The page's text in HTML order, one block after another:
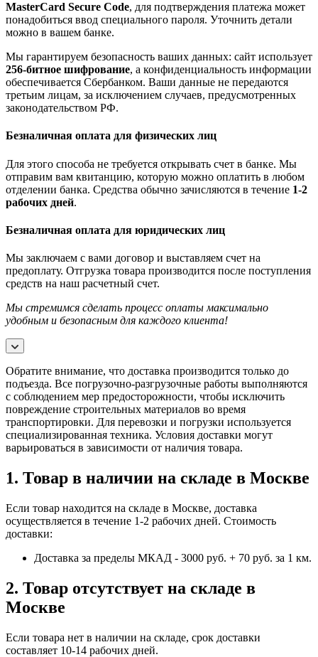
MasterCard Secure Code, для подтверждения платежа может
понадобиться ввод специального пароля. Уточнить детали
можно в вашем банке.
Мы гарантируем безопасность ваших данных: сайт использует
256-битное шифрование, а конфиденциальность информации
обеспечивается Сбербанком. Ваши данные не передаются
третьим лицам, за исключением случаев, предусмотренных
законодательством РФ.
Безналичная оплата для физических лиц
Для этого способа не требуется открывать счет в банке. Мы
отправим вам квитанцию, которую можно оплатить в любом
отделении банка. Средства обычно зачисляются в течение 1-2
рабочих дней.
Безналичная оплата для юридических лиц
Мы заключаем с вами договор и выставляем счет на
предоплату. Отгрузка товара производится после поступления
средств на наш расчетный счет.
Мы стремимся сделать процесс оплаты максимально
удобным и безопасным для каждого клиента!
Обратите внимание, что доставка производится только до
подъезда. Все погрузочно-разгрузочные работы выполняются
с соблюдением мер предосторожности, чтобы исключить
повреждение строительных материалов во время
транспортировки. Для перевозки и погрузки используется
специализированная техника. Условия доставки могут
варьироваться в зависимости от наличия товара.
1. Товар в наличии на складе в Москве
Если товар находится на складе в Москве, доставка
осуществляется в течение 1-2 рабочих дней. Стоимость
доставки:
Доставка за пределы МКАД - 3000 руб. + 70 руб. за 1 км.
2. Товар отсутствует на складе в
Москве
Если товара нет в наличии на складе, срок доставки
составляет 10-14 рабочих дней.